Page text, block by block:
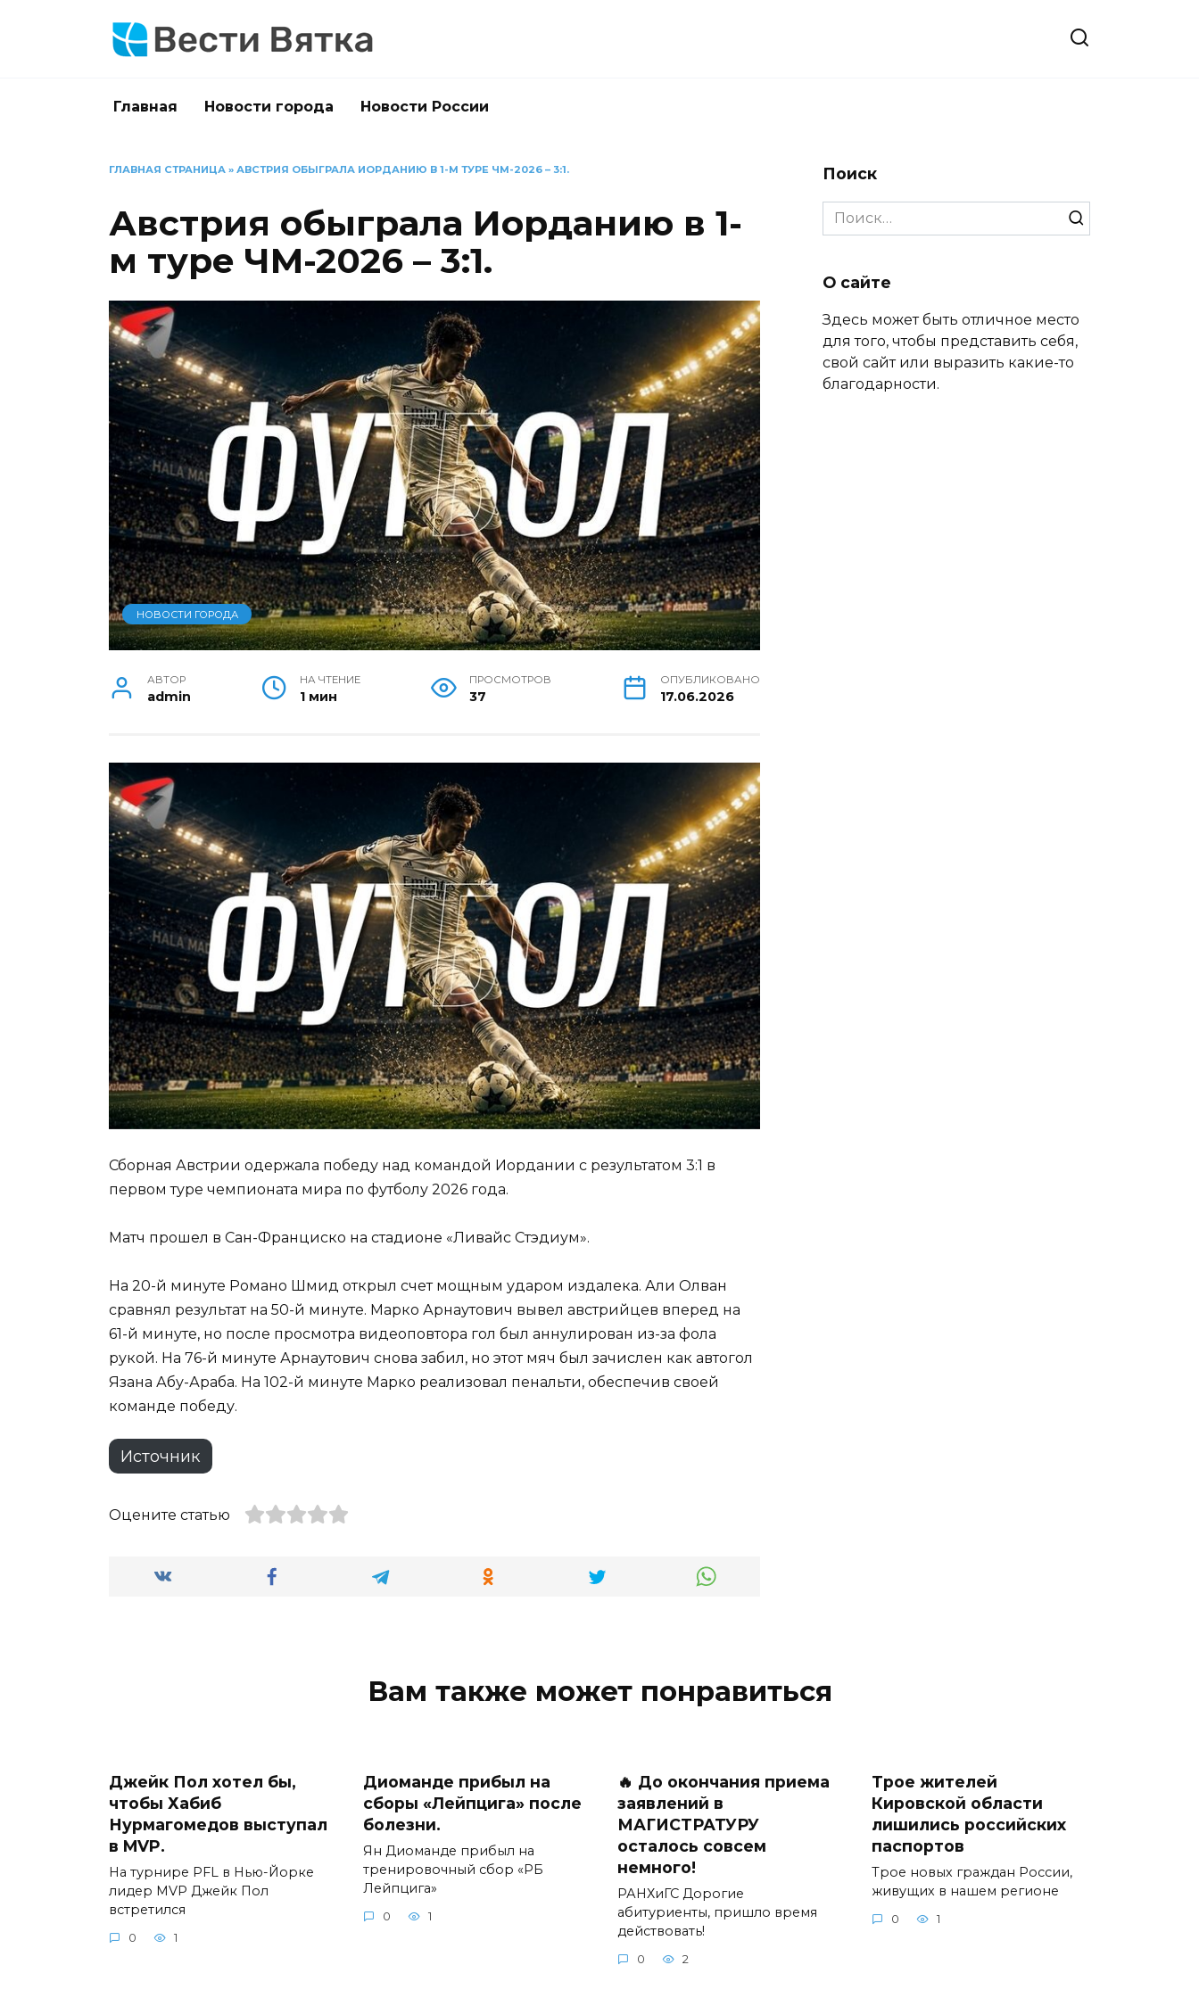
Главная Новости города Новости России
ГЛАВНАЯ СТРАНИЦА » АВСТРИЯ ОБЫГРАЛА ИОРДАНИЮ В 1-М ТУРЕ ЧМ-2026 – 3:1.
Австрия обыграла Иорданию в 1-
м туре ЧМ-2026 – 3:1.
НОВОСТИ ГОРОДА
АВТОР
admin
НА ЧТЕНИЕ
1 мин
ПРОСМОТРОВ
37
ОПУБЛИКОВАНО
17.06.2026
Сборная Австрии одержала победу над командой Иордании с результатом 3:1 в
первом туре чемпионата мира по футболу 2026 года.
Матч прошел в Сан-Франциско на стадионе «Ливайс Стэдиум».
На 20-й минуте Романо Шмид открыл счет мощным ударом издалека. Али Олван
сравнял результат на 50-й минуте. Марко Арнаутович вывел австрийцев вперед на
61-й минуте, но после просмотра видеоповтора гол был аннулирован из-за фола
рукой. На 76-й минуте Арнаутович снова забил, но этот мяч был зачислен как автогол
Язана Абу-Араба. На 102-й минуте Марко реализовал пенальти, обеспечив своей
команде победу.
Источник
Оцените статью
Поиск
Search
for:
О сайте
Здесь может быть отличное место
для того, чтобы представить себя,
свой сайт или выразить какие-то
благодарности.
Вам также может понравиться
Джейк Пол хотел бы,
чтобы Хабиб
Нурмагомедов выступал
в MVP.
На турнире PFL в Нью-Йорке
лидер MVP Джейк Пол
встретился
0 1
Диоманде прибыл на
сборы «Лейпцига» после
болезни.
Ян Диоманде прибыл на
тренировочный сбор «РБ
Лейпцига»
0 1
🔥 До окончания приема
заявлений в
МАГИСТРАТУРУ
осталось совсем
немного!
РАНХиГС Дорогие
абитуриенты, пришло время
действовать!
0 2
Трое жителей
Кировской области
лишились российских
паспортов
Трое новых граждан России,
живущих в нашем регионе
0 1